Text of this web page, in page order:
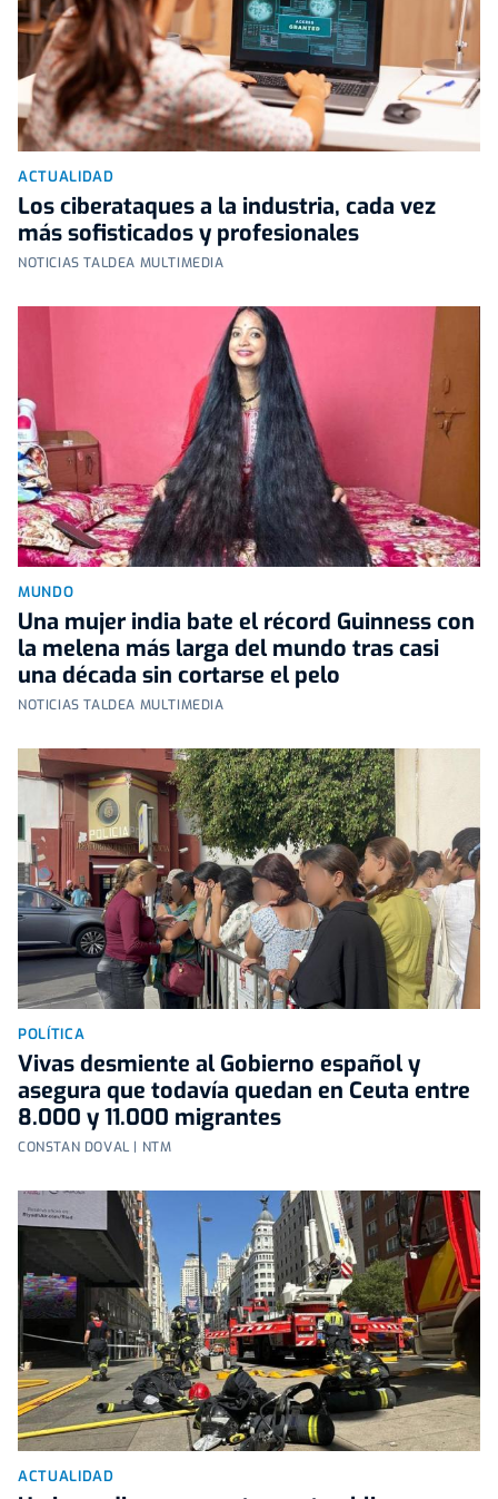
ACTUALIDAD
Los ciberataques a la industria, cada vez
más sofisticados y profesionales
NOTICIAS TALDEA MULTIMEDIA
MUNDO
Una mujer india bate el récord Guinness con
la melena más larga del mundo tras casi
una década sin cortarse el pelo
NOTICIAS TALDEA MULTIMEDIA
POLÍTICA
Vivas desmiente al Gobierno español y
asegura que todavía quedan en Ceuta entre
8.000 y 11.000 migrantes
CONSTAN DOVAL | NTM
ACTUALIDAD